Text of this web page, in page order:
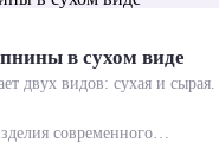
в сухом виде
двух видов: сухая и сырая.
современного